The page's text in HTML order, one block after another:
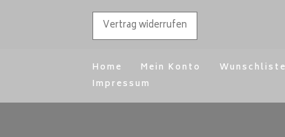
Vertrag widerrufen
Home Mein Konto Wunschliste
Impressum